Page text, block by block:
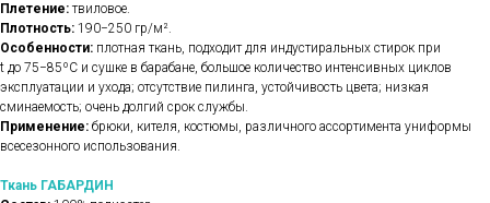
Плетение: твиловое.
Плотность: 190−250 гр/м².
Особенности: плотная ткань, подходит для индустиральных стирок при
t до 75−85ºС и сушке в барабане, большое количество интенсивных циклов
эксплуатации и ухода; отсутствие пилинга, устойчивость цвета; низкая
сминаемость; очень долгий срок службы.
Применение: брюки, кителя, костюмы, различного ассортимента униформы
всесезонного использования.
Ткань ГАБАРДИН